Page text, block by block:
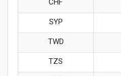
CHF
SYP
TWD
TZS